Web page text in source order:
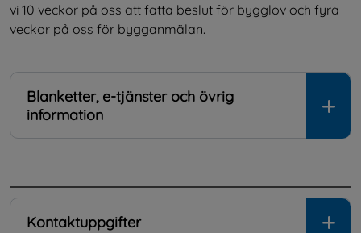
vi 10 veckor på oss att fatta beslut för bygglov och fyra
veckor på oss för bygganmälan.
Blanketter, e-tjänster och övrig
information
Kontaktuppgifter